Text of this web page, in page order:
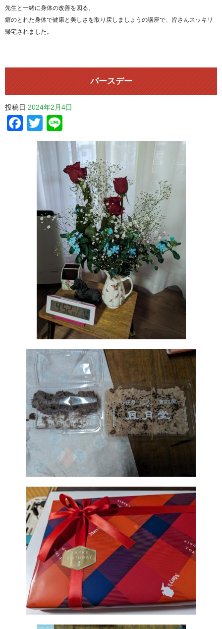
先生と一緒に身体の改善を図る。
癖のとれた身体で健康と美しさを取り戻しましょうの講座で、皆さんスッキリ
帰宅されました。
バースデー
投稿日 2024年2月4日
Facebook
Twitter